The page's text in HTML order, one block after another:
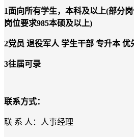
1面向所有学生， 本科及以上(部分
岗位要求985本硕及以上)
2党员 退役军人 学生干部 专升本 优
3往届可录
联系方式：
联 系 人：人事经理